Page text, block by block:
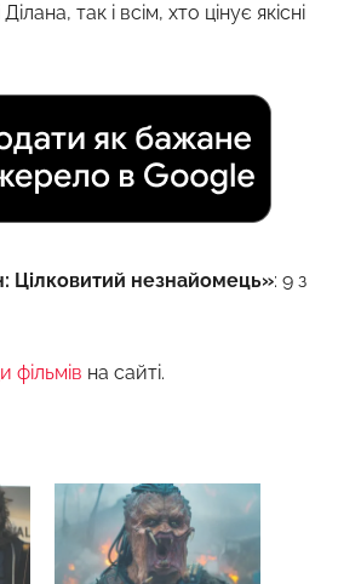
так і всім, хто цінує якісні
Цілковитий незнайомець»: 9 з
фільмів на сайті.